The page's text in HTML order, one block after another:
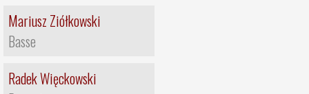
Mariusz Ziółkowski
Basse
Radek Więckowski